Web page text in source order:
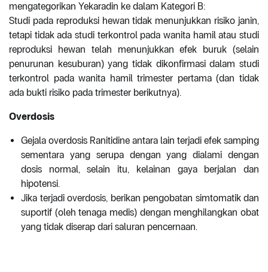
mengategorikan Yekaradin ke dalam Kategori B:
Studi pada reproduksi hewan tidak menunjukkan risiko janin,
tetapi tidak ada studi terkontrol pada wanita hamil atau studi
reproduksi hewan telah menunjukkan efek buruk (selain
penurunan kesuburan) yang tidak dikonfirmasi dalam studi
terkontrol pada wanita hamil trimester pertama (dan tidak
ada bukti risiko pada trimester berikutnya).
Overdosis
Gejala overdosis Ranitidine antara lain terjadi efek samping
sementara yang serupa dengan yang dialami dengan
dosis normal, selain itu, kelainan gaya berjalan dan
hipotensi.
Jika terjadi overdosis, berikan pengobatan simtomatik dan
suportif (oleh tenaga medis) dengan menghilangkan obat
yang tidak diserap dari saluran pencernaan.